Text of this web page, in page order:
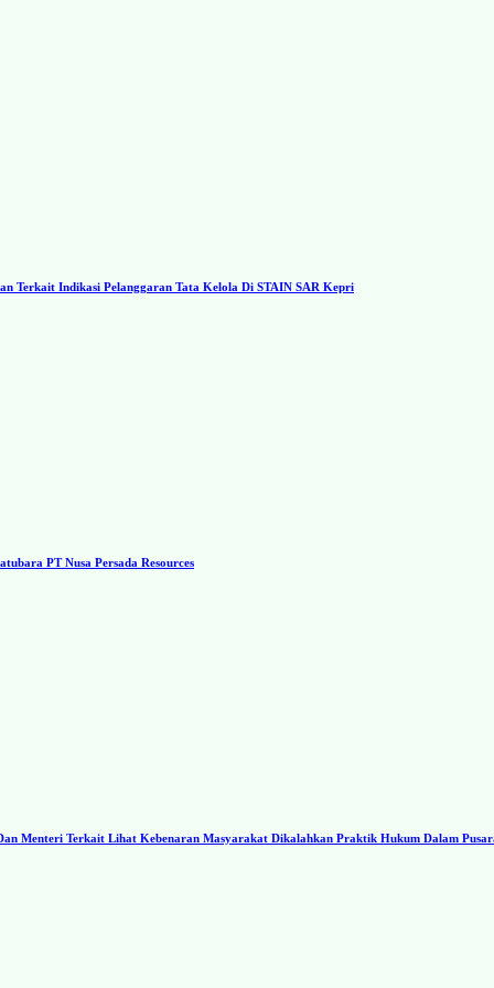
Terkait Indikasi Pelanggaran Tata Kelola Di STAIN SAR Kepri
PT Nusa Persada Resources
Menteri Terkait Lihat Kebenaran Masyarakat Dikalahkan Praktik Hukum Dalam